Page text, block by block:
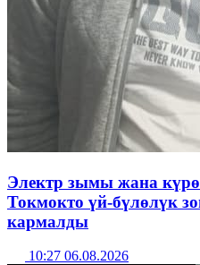
Электр зымы жана
Токмокто үй-бүлөлүк
кармалды
10:27 06.08.2026